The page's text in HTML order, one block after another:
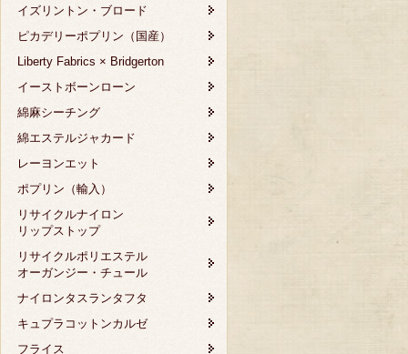
イズリントン・ブロード
ピカデリーポプリン（国産）
Liberty Fabrics × Bridgerton
イーストボーンローン
綿麻シーチング
綿エステルジャカード
レーヨンエット
ポプリン（輸入）
リサイクルナイロン
リップストップ
リサイクルポリエステル
オーガンジー・チュール
ナイロンタスランタフタ
キュプラコットンカルゼ
フライス